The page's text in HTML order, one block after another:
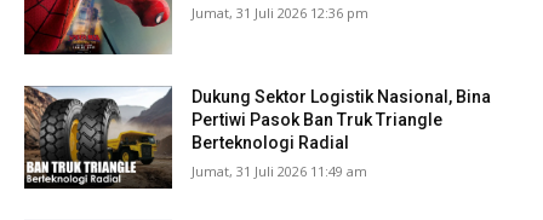
Jumat, 31 Juli 2026 12:36 pm
Dukung Sektor Logistik Nasional, Bina
Pertiwi Pasok Ban Truk Triangle
Berteknologi Radial
Jumat, 31 Juli 2026 11:49 am